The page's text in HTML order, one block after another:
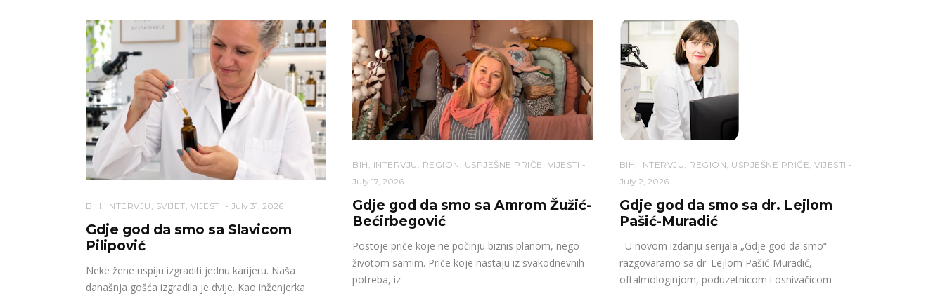
BIH INTERVJU SVIJET VIJESTI July 31, 2026
Gdje god da smo sa Slavicom
Pilipović
Neke žene uspiju izgraditi jednu karijeru. Naša
današnja gošća izgradila je dvije. Kao inženjerka
BIH INTERVJU REGION USPJEŠNE PRIČE VIJESTI
July 17, 2026
Gdje god da smo sa Amrom Žužić-
Bećirbegović
Postoje priče koje ne počinju biznis planom, nego
životom samim. Priče koje nastaju iz svakodnevnih
potreba, iz
BIH INTERVJU REGION USPJEŠNE PRIČE ,VIJESTI
July 2, 2026
Gdje god da smo sa dr. Lejlom
Pašić-Muradić
U novom izdanju serijala „Gdje god da smo“
razgovaramo sa dr. Lejlom Pašić-Muradić,
oftalmologinjom, poduzetnicom i osnivačicom